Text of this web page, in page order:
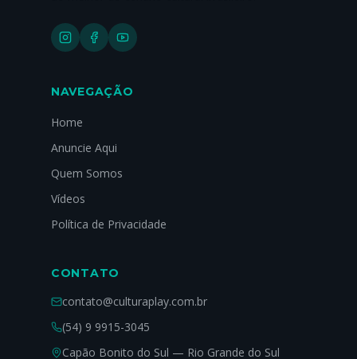
NAVEGAÇÃO
Home
Anuncie Aqui
Quem Somos
Vídeos
Política de Privacidade
CONTATO
contato@culturaplay.com.br
(54) 9 9915-3045
Capão Bonito do Sul — Rio Grande do Sul